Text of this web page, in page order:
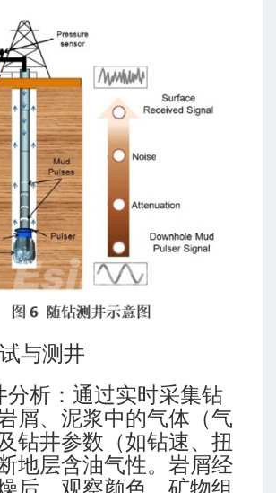
与测井
分析：通过实时采集钻
屑、泥浆中的气体（气
钻井参数（如钻速、扭
地层含油气性。岩屑经
后，观察颜色、矿物组